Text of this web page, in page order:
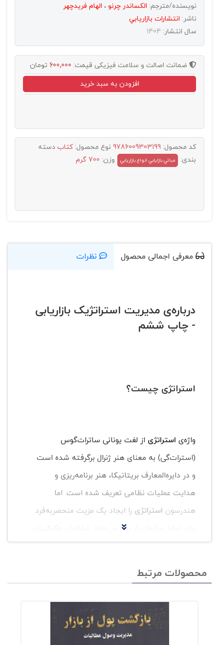
نویسنده/مترجم: الکساندر چرنو ، الهام فریدچهر
ناشر: انتشارات بازاريابي
سال انتشار: 1404
ضمانت اصالت و سلامت فیزیکی قیمت: 600,000 تومان
افزودن به سبد خرید
کد محصول: 9786009303199 نوع محصول:کتاب دسته
بندی:
مباتي بازايابي انواع بازاريابي وزن: 700 گرم
معرفی اجمالی محصول نظرات
درباره‌ی مدیریت استراتژیک بازاریابی
- چاپ ششم
استراتژی چیست؟
واژه‌ی استراتژی از لغت یونانی ساترات‌گوس
(استرات‌گی) به معنای هنر ژنرال برگرفته شده است
و در دایره‌المعارف بریتانیکا، هنر برنامه‌ریزی و
هدایت عملیات نظامی تعریف شده است. اما
هندرسون استراتژی را ایجاد یک مزیت منحصربه‌فرد
برای تمایز سازمان از رقبا می‌داند. مشاوران مک‌کینزی
درک ابعاد مختلف ساختار صنعت و مبانی رقابت در
تعریفاستراتژیآورده‌اند.زنده‌یاد دکتر وفا غفاریان و
فرصتهای اصلی و تمرکز منابع در جهت تحقق منابع
نهفته در آنها می‌دانند و درونمایه‌ی اصلی استراتژی
محصولات مرتبط